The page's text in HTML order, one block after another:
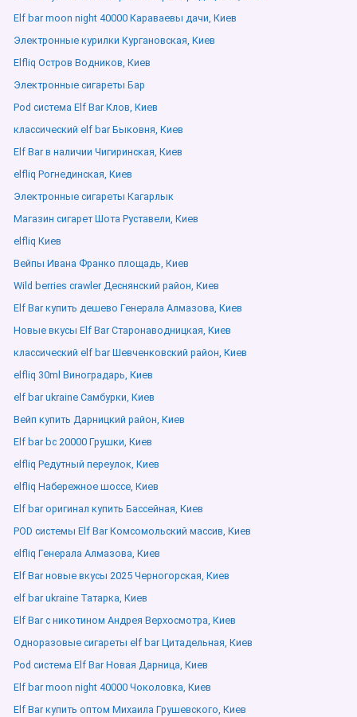
Elf bar moon night 40000 Караваевы дачи, Киев
Электронные курилки Кургановская, Киев
Elfliq Остров Водников, Киев
Электронные сигареты Бар
Pod система Elf Bar Клов, Киев
классический elf bar Быковня, Киев
Elf Bar в наличии Чигиринская, Киев
elfliq Рогнединская, Киев
Электронные сигареты Кагарлык
Магазин сигарет Шота Руставели, Киев
elfliq Киев
Вейпы Ивана Франко площадь, Киев
Wild berries crawler Деснянский район, Киев
Elf Bar купить дешево Генерала Алмазова, Киев
Новые вкусы Elf Bar Старонаводницкая, Киев
классический elf bar Шевченковский район, Киев
elfliq 30ml Виноградарь, Киев
elf bar ukraine Самбурки, Киев
Вейп купить Дарницкий район, Киев
Elf bar bc 20000 Грушки, Киев
elfliq Редутный переулок, Киев
elfliq Набережное шоссе, Киев
Elf bar оригинал купить Бассейная, Киев
POD системы Elf Bar Комсомольский массив, Киев
elfliq Генерала Алмазова, Киев
Elf Bar новые вкусы 2025 Черногорская, Киев
elf bar ukraine Татарка, Киев
Elf Bar с никотином Андрея Верхосмотра, Киев
Одноразовые сигареты elf bar Цитадельная, Киев
Pod система Elf Bar Новая Дарница, Киев
Elf bar moon night 40000 Чоколовка, Киев
Elf Bar купить оптом Михаила Грушевского, Киев